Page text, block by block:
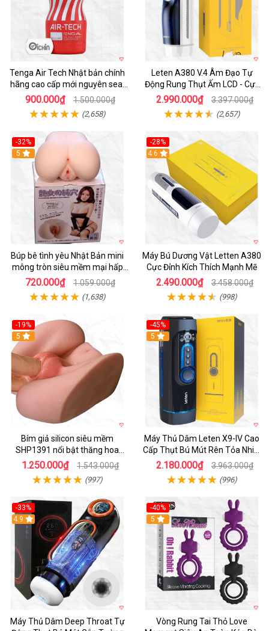
Tenga Air Tech Nhật bản chính
hãng cao cấp mới nguyên seal
giá tốt
900.000₫ 1.500.000₫
(2,658)
Leten A380 V.4 Âm Đạo Tự
Động Rung Thụt Ấm LCD - Cực
Phê
2.990.000₫ 3.397.000₫
(2,657)
-32%
Hot
5
Búp bê tình yêu Nhật Bản mini
mông tròn siêu mềm mại hấp
dẫn
720.000₫ 1.059.000₫
(1,638)
-28%
Hot
4.6
Máy Bú Dương Vật Letten A380
Cực Đỉnh Kích Thích Mạnh Mẽ
2.490.000₫ 3.458.000₫
(998)
-19%
Hot
5
Bím giả silicon siêu mềm
SHP1391 nổi bật thăng hoa
hoàn hảo
1.250.000₫ 1.543.000₫
(997)
-45%
Hot
5
Máy Thủ Dâm Leten X9-IV Cao
Cấp Thụt Bú Mút Rên Tỏa Nhiệt
Sạc Pin
2.180.000₫ 3.963.000₫
(996)
-33%
Hot
4.9
Máy Thủ Dâm Deep Throat Tự
-40%
5
Vòng Rung Tai Thỏ Love